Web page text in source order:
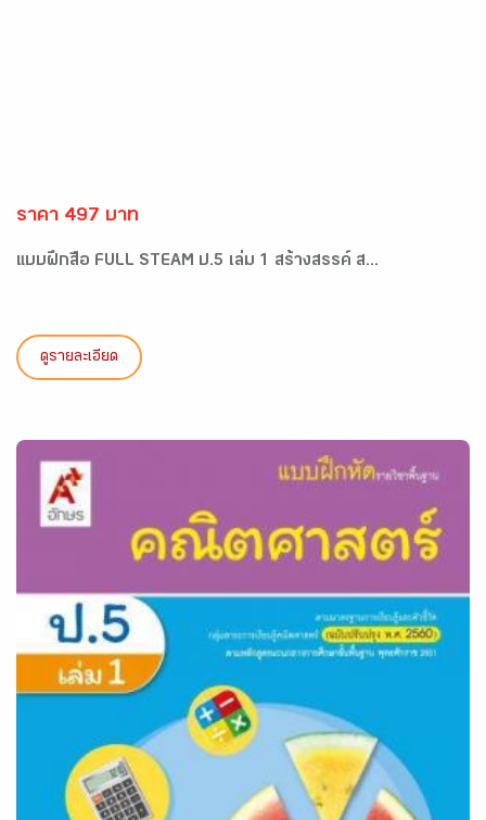
ราคา 497 บาท
แบบฝึกสื่อ FULL STEAM ป.5 เล่ม 1 สร้างสรรค์ ส...
ดูรายละเอียด